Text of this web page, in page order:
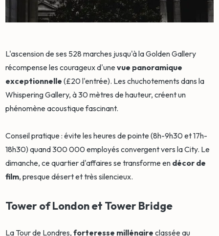
L'ascension de ses 528 marches jusqu'à la Golden Gallery
récompense les courageux d'unevue panoramique
exceptionnelle (£20 l'entrée). Les chuchotements dans la
Whispering Gallery, à 30 mètres de hauteur, créent un
phénomène acoustique fascinant.
Conseil pratique : évite les heures de pointe (8h-9h30 et 17h-
18h30) quand 300 000 employés convergent vers la City. Le
dimanche, ce quartier d'affaires se transforme en décor de
film, presque désert et très silencieux.
Tower of London et Tower Bridge
La Tour de Londres,forteresse millénaire classée au